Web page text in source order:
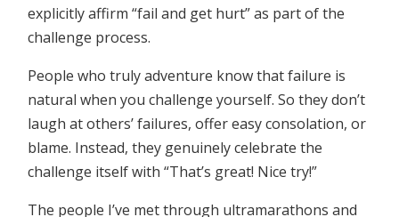
explicitly affirm “fail and get hurt” as part of the
challenge process.
People who truly adventure know that failure is
natural when you challenge yourself. So they don’t
laugh at others’ failures, offer easy consolation, or
blame. Instead, they genuinely celebrate the
challenge itself with “That’s great! Nice try!”
The people I’ve met through ultramarathons and